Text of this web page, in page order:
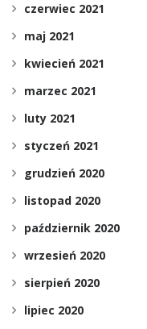
czerwiec 2021
maj 2021
kwiecień 2021
marzec 2021
luty 2021
styczeń 2021
grudzień 2020
listopad 2020
październik 2020
wrzesień 2020
sierpień 2020
lipiec 2020